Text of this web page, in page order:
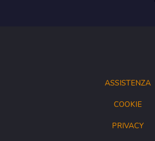
ASSISTENZA
COOKIE
PRIVACY